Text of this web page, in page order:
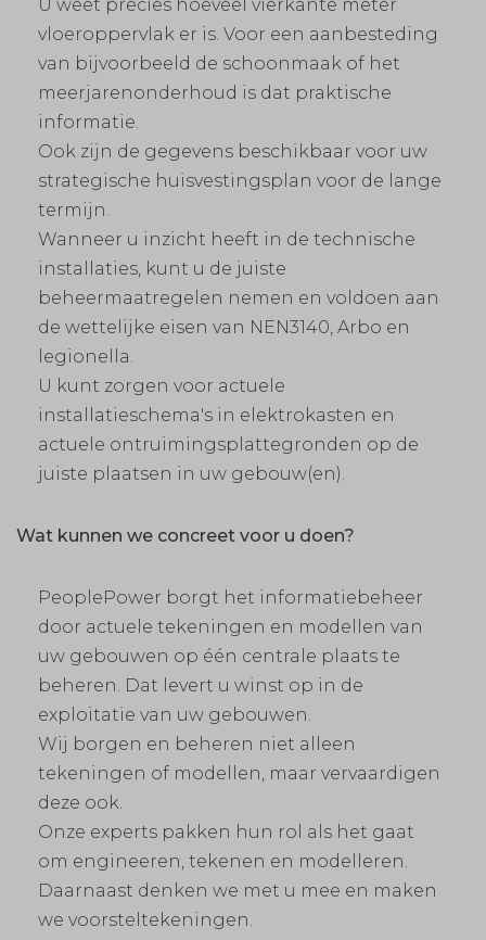
U weet precies hoeveel vierkante meter
vloeroppervlak er is. Voor een aanbesteding
van bijvoorbeeld de schoonmaak of het
meerjarenonderhoud is dat praktische
informatie.
Ook zijn de gegevens beschikbaar voor uw
strategische huisvestingsplan voor de lange
termijn.
Wanneer u inzicht heeft in de technische
installaties, kunt u de juiste
beheermaatregelen nemen en voldoen aan
de wettelijke eisen van NEN3140, Arbo en
legionella.
U kunt zorgen voor actuele
installatieschema's in elektrokasten en
actuele ontruimingsplattegronden op de
juiste plaatsen in uw gebouw(en).
Wat kunnen we concreet voor u doen?
PeoplePower borgt het informatiebeheer
door actuele tekeningen en modellen van
uw gebouwen op één centrale plaats te
beheren. Dat levert u winst op in de
exploitatie van uw gebouwen.
Wij borgen en beheren niet alleen
tekeningen of modellen, maar vervaardigen
deze ook.
Onze experts pakken hun rol als het gaat
om engineeren, tekenen en modelleren.
Daarnaast denken we met u mee en maken
we voorsteltekeningen.